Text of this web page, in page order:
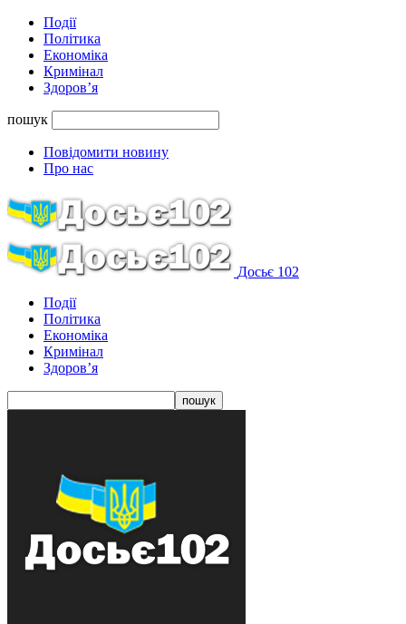
Події
Політика
Економіка
Кримінал
Здоров’я
пошук
Повідомити новину
Про нас
Досьє 102
Події
Політика
Економіка
Кримінал
Здоров’я